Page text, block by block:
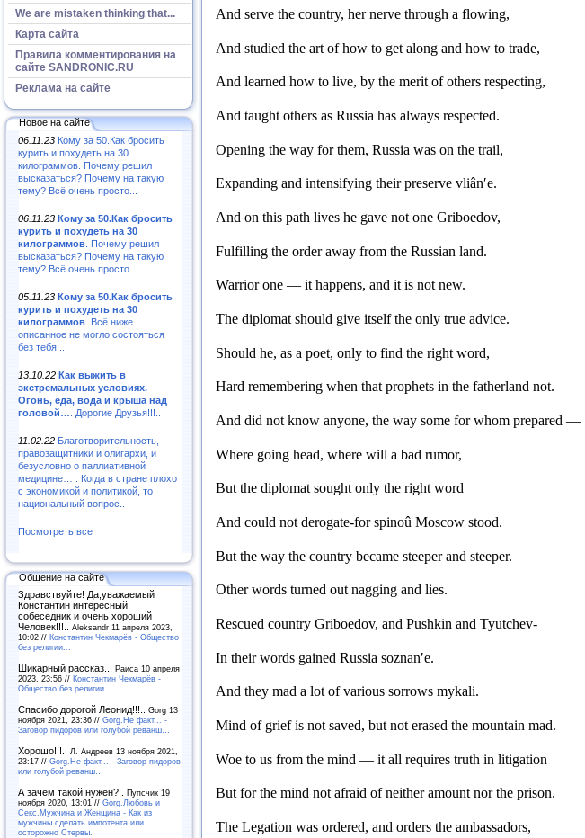
We are mistaken thinking that...
Карта сайта
Правила комментирования на
сайте SANDRONIC.RU
Реклама на сайте
Новое на сайте
06.11.23 Кому за 50.Как бросить
курить и похудеть на 30
килограммов. Почему решил
высказаться? Почему на такую
тему? Всё очень просто...
06.11.23 Кому за 50.Как бросить
курить и похудеть на 30
килограммов . Почему решил
высказаться? Почему на такую
тему? Всё очень просто...
05.11.23 Кому за 50.Как бросить
курить и похудеть на 30
килограммов . Всё ниже
описанное не могло состояться
без тебя...
13.10.22 Как выжить в
экстремальных условиях.
Огонь, еда, вода и крыша над
головой… . Дорогие Друзья!!!..
11.02.22 Благотворительность,
правозащитники и олигархи, и
безусловно о паллиативной
медицине… . Когда в стране плохо
с экономикой и политикой, то
национальный вопрос..
Посмотреть все
Общение на сайте
Здравствуйте! Да,уважаемый
Константин интересный
собеседник и очень хороший
Человек!!!.. Aleksandr 11 апреля 2023,
10:02 // Константин Чекмарёв - Общество
без религии...
Шикарный рассказ... Раиса 10 апреля
2023, 23:56 // Константин Чекмарёв -
Общество без религии...
Спасибо дорогой Леонид!!!.. Gorg 13
ноября 2021, 23:36 // Gorg.Не факт... -
Заговор пидоров или голубой реванш…
Хорошо!!!..
Л. Андреев 13 ноября 2021,
23:17 // Gorg.Не факт... - Заговор пидоров
или голубой реванш…
А зачем такой нужен?.. Пупсчик 19
ноября 2020, 13:01 // Gorg.Любовь и
Секс.Мужчина и Женщина - Как из
мужчины сделать импотента или
осторожно Стервы.
And serve the country, her nerve through a flowing,
And studied the art of how to get along and how to trade,
And learned how to live, by the merit of others respecting,
And taught others as Russia has always respected.
Opening the way for them, Russia was on the trail,
Expanding and intensifying their preserve vliân′e.
And on this path lives he gave not one Griboedov,
Fulfilling the order away from the Russian land.
Warrior one — it happens, and it is not new.
The diplomat should give itself the only true advice.
Should he, as a poet, only to find the right word,
Hard remembering when that prophets in the fatherland not.
And did not know anyone, the way some for whom prepared —
Where going head, where will a bad rumor,
But the diplomat sought only the right word
And could not derogate-for spinoû Moscow stood.
But the way the country became steeper and steeper.
Other words turned out nagging and lies.
Rescued country Griboedov, and Pushkin and Tyutchev-
In their words gained Russia soznan′e.
And they mad a lot of various sorrows mykali.
Mind of grief is not saved, but not erased the mountain mad.
Woe to us from the mind — it all requires truth in litigation
But for the mind not afraid of neither amount nor the prison.
The Legation was ordered, and orders the ambassadors,